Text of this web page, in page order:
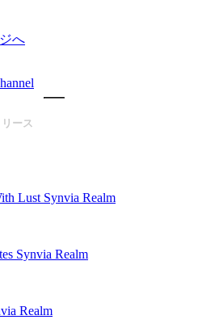
へ
ース
Lust Synvia Realm
Synvia Realm
Realm